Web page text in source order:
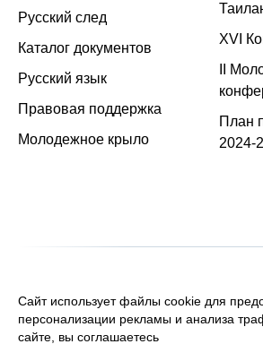
Русский след
Каталог документов
Русский язык
Правовая поддержка
Молодежное крыло
XVI
II
План
2024-
Сайт использует файлы cookie для
персонализации рекламы и анализа
сайте, вы соглашаетесь